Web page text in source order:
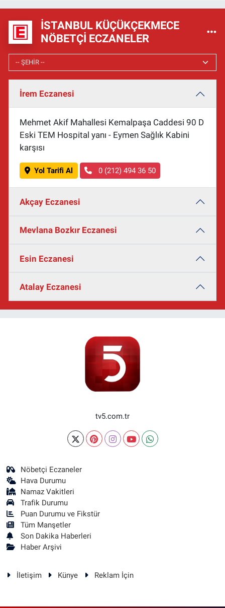
İSTANBUL KÜÇÜKÇEKMECE
NÖBETÇI ECZANELER
İrem Eczanesi
Mehmet Akif Mahallesi Kemalpaşa Caddesi 90 D
Eski TEM Hospital yanı - Eymen Sağlık Kabini
karşısı
Yol Tarifi Al 0 (212) 494 36 50
Akçay Eczanesi
Mevlana Bozkır Eczanesi
Esin Eczanesi
Atalay Eczanesi
tv5.com.tr
Nöbetçi Eczaneler
Hava Durumu
Namaz Vakitleri
Trafik Durumu
Puan Durumu ve Fikstür
Tüm Manşetler
Son Dakika Haberleri
Haber Arşivi
İletişim Künye Reklam İçin